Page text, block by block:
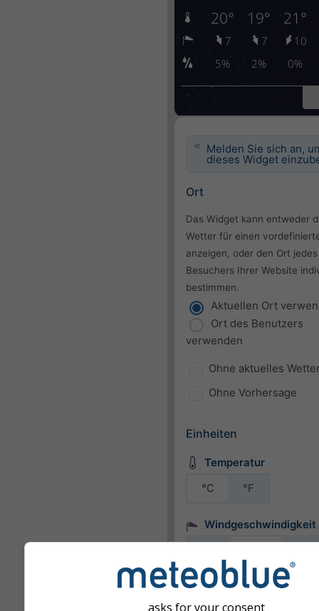
Melden Sie sich an,
dieses Widget
Ort
Das Widget kann entweder
Wetter für einen
anzeigen, oder den Ort jedes
Besuchers Ihrer Website
bestimmen.
Aktuellen Ort
Ort des Benutzers
verwenden
Ohne aktuelles
Ohne Vorhersage
Einheiten
Temperatur
°C
°F
Windgeschwindigkeit
mph kn
asks for your consent